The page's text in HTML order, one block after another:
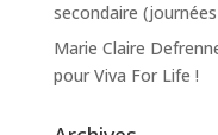
secondaire
Marie Claire
pour Viva For Life !